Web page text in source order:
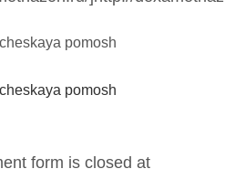
pomosh
pomosh
form is closed at